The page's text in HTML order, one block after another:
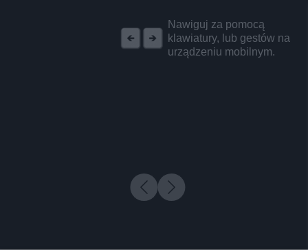
Nawiguj za pomocą
klawiatury, lub gestów na
urządzeniu mobilnym.